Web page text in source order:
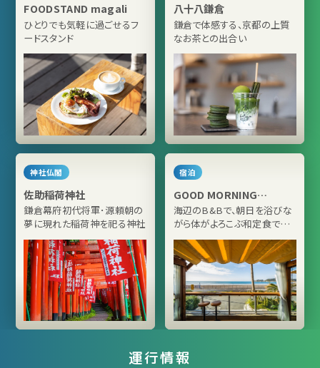
FOODSTAND magali
ひとりでも気軽に過ごせるフ
ードスタンド
八十八鎌倉
鎌倉で体感する、京都の上質
なお茶との出合い
神社仏閣
佐助稲荷神社
鎌倉幕府初代将軍･源頼朝の
夢に現れた稲荷神を祀る神社
宿泊
GOOD MORNING
ZAIMOKUZA
海辺のB&Bで、朝日を浴びな
がら体がよろこぶ和定食で元
気をチャージ！
運行情報